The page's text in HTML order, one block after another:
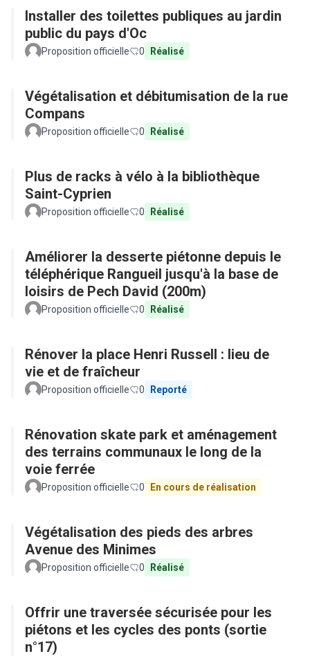
Installer des toilettes publiques au jardin
public du pays d'Oc
Proposition officielle 0 Réalisé
Végétalisation et débitumisation de la rue
Compans
Proposition officielle 0 Réalisé
Plus de racks à vélo à la bibliothèque
Saint-Cyprien
Proposition officielle 0 Réalisé
Améliorer la desserte piétonne depuis le
téléphérique Rangueil jusqu'à la base de
loisirs de Pech David (200m)
Proposition officielle 0 Réalisé
Rénover la place Henri Russell : lieu de
vie et de fraîcheur
Proposition officielle 0 Reporté
Rénovation skate park et aménagement
des terrains communaux le long de la
voie ferrée
Proposition officielle 0 En cours de réalisation
Végétalisation des pieds des arbres
Avenue des Minimes
Proposition officielle 0 Réalisé
Offrir une traversée sécurisée pour les
piétons et les cycles des ponts (sortie
n°17)